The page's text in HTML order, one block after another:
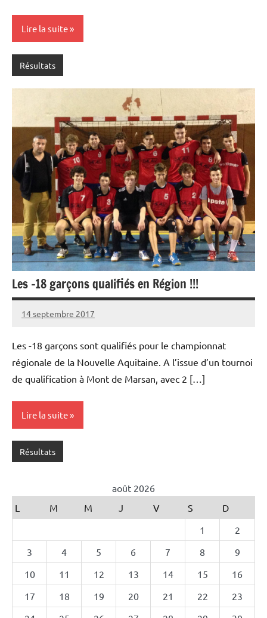
Lire la suite
Résultats
Les -18 garçons qualifiés en Région !!!
14 septembre 2017
benoitbrulay
Aucun
Les -18 garçons sont qualifiés pour le championnat
régionale de la Nouvelle Aquitaine. A l’issue d’un tournoi
de qualification à Mont de Marsan, avec 2 […]
Lire la suite
Résultats
août 2026
L
M M J V S
D
1
2
3
4 5 6 7 8
9
10
11 12 13 14 15
16
17
18 19 20 21 22
23